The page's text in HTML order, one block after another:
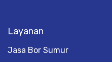
Layanan
Jasa Bor Sumur